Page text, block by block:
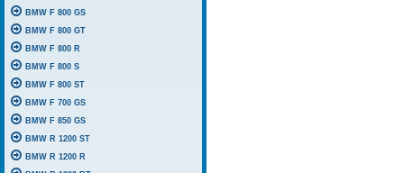
BMW F 800 GS
BMW F 800 GT
BMW F 800 R
BMW F 800 S
BMW F 800 ST
BMW F 700 GS
BMW F 850 GS
BMW R 1200 ST
BMW R 1200 R